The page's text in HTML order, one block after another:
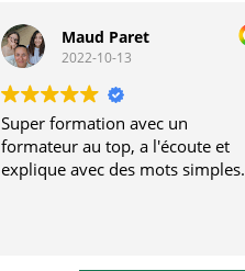
Maud Paret
2022-10-13
Super formation avec un
formateur au top, a l'écoute et
explique avec des mots simples.